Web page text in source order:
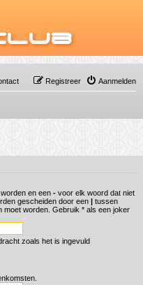
Aanmelden
Registreer
en een - voor elk woord dat niet
gescheiden door een | tussen
moet worden. Gebruik * als een joker
zoals het is ingevuld